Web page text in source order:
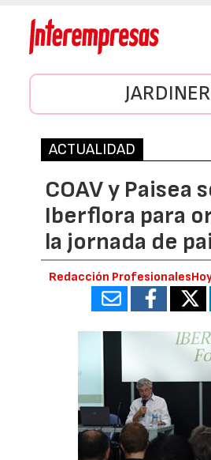
ACTUALIDAD
COAV y Paisea
Iberflora para
la jornada de
Redacción